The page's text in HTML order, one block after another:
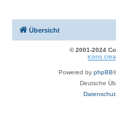
Übersicht
© 2001-2024
icons
Powered by phpBB
Deutsche